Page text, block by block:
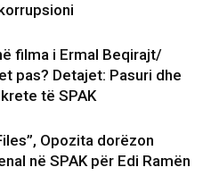
filma i Ermal Beqirajt/
pas? Detajet: Pasuri dhe
të SPAK
Opozita dorëzon
në SPAK për Edi Ramën